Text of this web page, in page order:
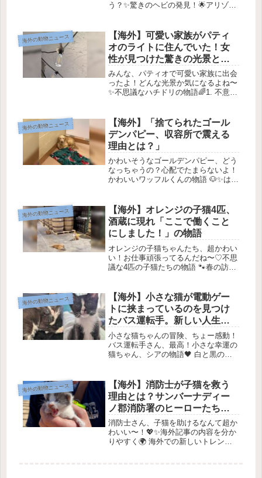
う？✨驚きのヘビの発見！🌟アリゾナ
「Rattlesnake Solutions」。彼らの日
常は、たくさんのヘビ...
海外の動物ニュース
【海外】可愛い家族がパティ
オのライトに住んでいた！女
性が見つけた驚きの光景と
は？
みんな、パティオで可愛い家族に出会
ったよ！どんな光景か気になるよね〜
✨不思議なハチドリの物語🌈1. 不意の
に小さなハチドリがふっと止まってい
るのを見つけました。...
海外の動物ニュース
【海外】「捨てられたゴール
デンパピー、収容所で震える
理由とは？」
かわいそうなゴールデンパピー、どう
なっちゃうの？心配でたまらないよ！
かわいいワッフルくんの物語 🐶✨はじ
Franklin Humane Society という動物
保護...
海外の動物ニュース
【海外】オレンジの子猫4匹、
酒蔵に現れ「ここで働くこと
にしました！」の物語
オレンジの子猫ちゃんたち、超かわい
い！お仕事頑張ってるんだね〜♡不思
議な4匹の子猫たちの物語 🐾春の訪れ
Distilleryで、突然4匹の小さな子猫が
現れた...
海外の動物ニュース
【海外】小さな猫が電動ゲー
トに挟まっているのを見つけ
たバス運転手。新しい人生を
スタートさせる手助けをした
感動の物語
小さな猫ちゃんの冒険、ちょー感動！
バス運転手さん、最高！小さな幸運の
猫ちゃん、シアの物語🖤 白と黒の小
りました。彼女は優しいバスの運転手
に助けられ、どんな困難にも負けない
強...
海外の動物ニュース
【海外】消防士が子猫を救う
理由とは？サンバーナディー
ノ郡消防署のヒーローたちの
感動の一日をお届け！
消防士さん、子猫を助けるなんて超か
わいい〜！💖✨海外記事の内容を分か
りやすく🌍 海外での新しいトレン